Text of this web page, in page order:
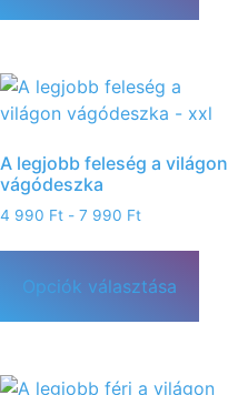
A legjobb feleség a világon
vágódeszka
4 990 Ft - 7 990 Ft
Opciók választása